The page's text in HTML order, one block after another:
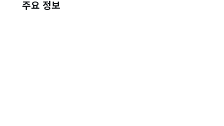
주요 정보